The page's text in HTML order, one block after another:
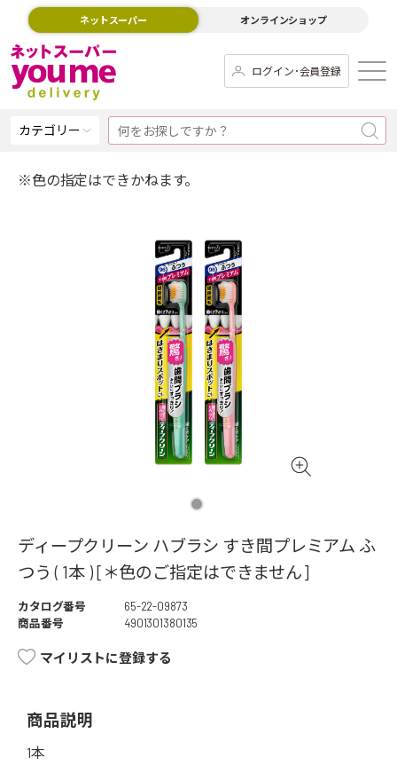
ネットスーパー オンラインショップ
ログイン･会員登録
カテゴリー
※色の指定はできかねます。
ディープクリーン ハブラシ すき間プレミアム ふ
つう ( 1本 ) [＊色のご指定はできません]
カタログ番号
65-22-09873
商品番号
4901301380135
マイリストに登録する
商品説明
1本